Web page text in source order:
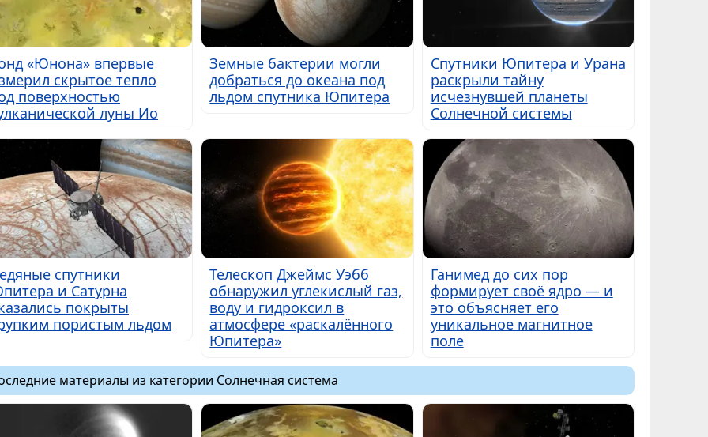
«Юнона» впервые
скрытое тепло
поверхностью
луны Ио
Земные бактерии могли
добраться до океана под
льдом спутника Юпитера
Спутники Юпитера и Урана
раскрыли тайну
исчезнувшей планеты
Солнечной системы
спутники
и Сатурна
покрыты
пористым льдом
Телескоп Джеймс Уэбб
обнаружил углекислый газ,
воду и гидроксил в
атмосфере «раскалённого
Юпитера»
Ганимед до сих пор
формирует своё ядро — и
это объясняет его
уникальное магнитное
поле
материалы из категории Солнечная система